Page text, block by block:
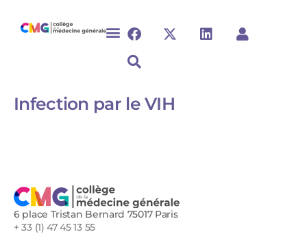
Infection par le VIH​​​
6 place Tristan Bernard 75017 Paris
+ 33 (1) 47 45 13 55